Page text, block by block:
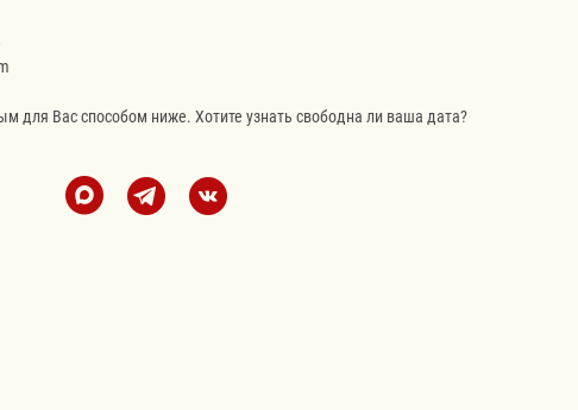
для Вас способом ниже. Хотите узнать свободна ли ваша дата?